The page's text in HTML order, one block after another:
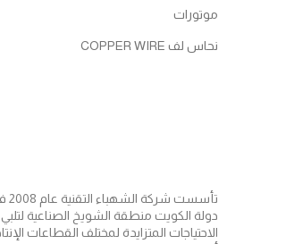
موتورات
نحاس لف COPPER WIRE
تأسست
دولة الكويت منطقة الشويخ الصناعية لتلبي
الاحتياجات المتزايدة لمختلف القطاعات